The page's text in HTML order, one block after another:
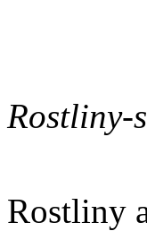
Rostliny-
Rostliny